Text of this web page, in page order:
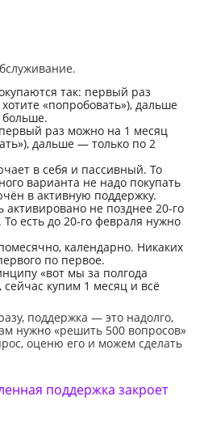
так: первый раз
«попробовать»), дальше
раз можно на 1 месяц
дальше — только по 2
в себя и пассивный. То
варианта не надо покупать
в активную поддержку.
не позднее 20-го
есть до 20-го февраля нужно
календарно. Никаких
по первое.
«вот мы за полгода
купим 1 месяц и всё
поддержка — это надолго,
нужно «решить 500 вопросов»
оценю его и можем сделать
поддержка закроет